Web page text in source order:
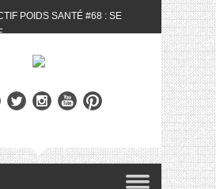
POIDS SANTÉ #68 : SE
DU MOIS DE MAI 2024 FEAT.
#10 : MEAL PREP &
: LES MY LITTLE &